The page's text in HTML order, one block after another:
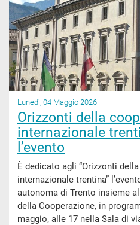
Lunedì, 04 Maggio 2026
Orizzonti della
internazionale
l’evento
È dedicato agli “Orizzonti
internazionale trentina”
autonoma di Trento insieme
della Cooperazione, in
maggio, alle 17 nella Sala di